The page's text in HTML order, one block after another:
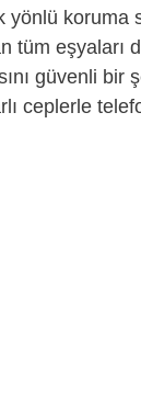
eşyaları
güvenli bir
ceplerle